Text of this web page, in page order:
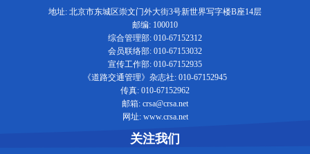
地址: 北京市东城区崇文门外大街3号新世界写字楼B座14层
邮编: 100010
综合管理部: 010-67152312
会员联络部: 010-67153032
宣传工作部: 010-67152935
《道路交通管理》杂志社: 010-67152945
传真: 010-67152962
邮箱: crsa@crsa.net
网址: www.crsa.net
关注我们